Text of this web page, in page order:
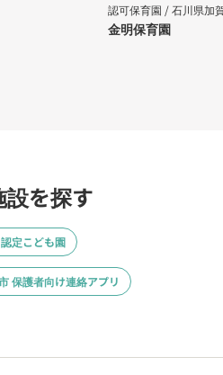
認可保育園 /石川県加
金明保育園
を探す
定こども園
保護者向け連絡アプリ